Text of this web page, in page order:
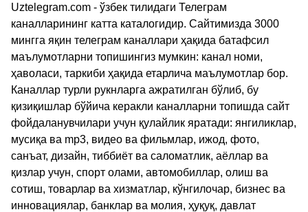
Uztelegram.com - ўзбек тилидаги Телеграм
каналларининг катта каталогидир. Сайтимизда 3000
мингга яқин телеграм каналлари ҳақида батафсил
маълумотларни топишингиз мумкин: канал номи,
ҳаволаси, таркиби ҳақида етарлича маълумотлар бор.
Каналлар турли рукнларга ажратилган бўлиб, бу
қизиқишлар бўйича керакли каналларни топишда сайт
фойдаланувчилари учун қулайлик яратади: янгиликлар,
мусиқа ва mp3, видео ва фильмлар, ижод, фото,
санъат, дизайн, тиббиёт ва саломатлик, аёллар ва
қизлар учун, спорт олами, автомобиллар, олиш ва
сотиш, товарлар ва хизматлар, кўнгилочар, бизнес ва
инновациялар, банклар ва молия, ҳуқуқ, давлат